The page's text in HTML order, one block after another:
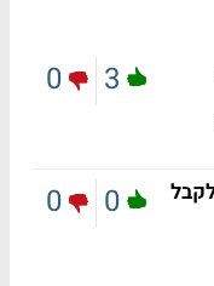
3
0
0
0